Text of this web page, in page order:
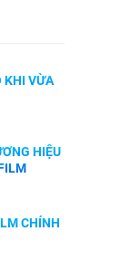
KHI VỪA
HIỆU
CHÍNH